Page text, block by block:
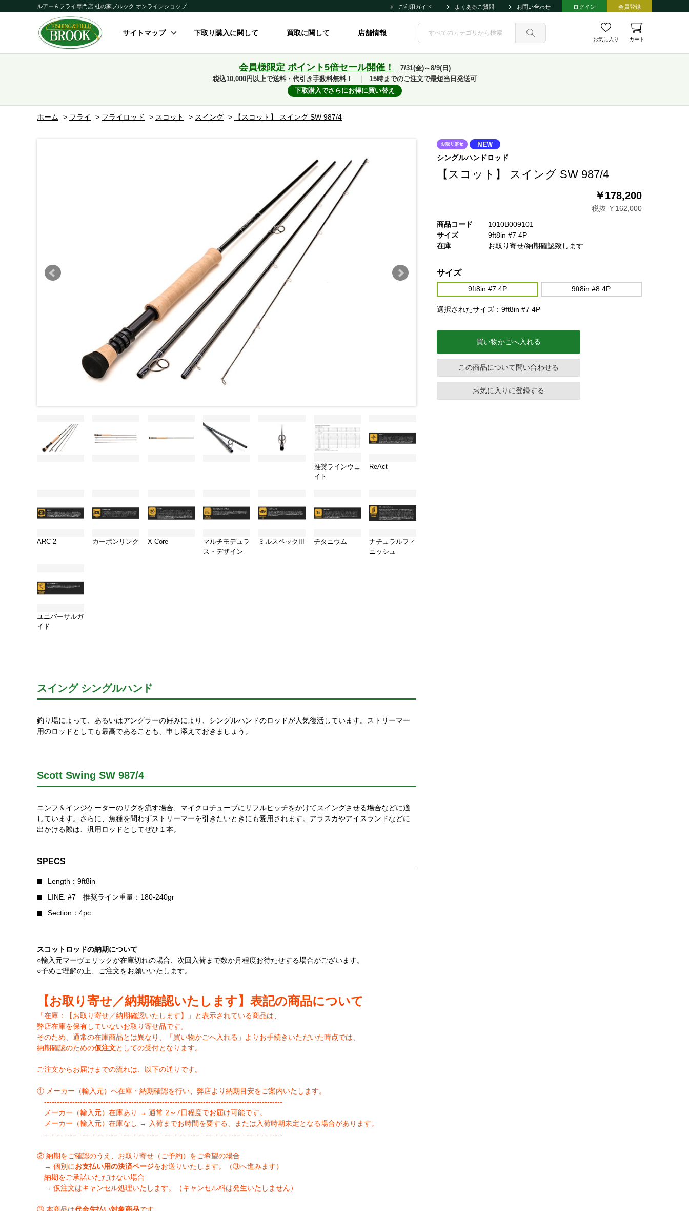
ルアー＆フライ専門店 杜の家ブルック オンラインショップ ご利用ガイド よくあるご質問 お問い合わせ ログイン 会員登録
サイトマップ 下取り購入に関して 買取に関して 店舗情報
お気に入り カート
会員様限定 ポイント5倍セール開催！
7/31(金)～8/9(日)
税込10,000円以上で送料・代引き手数料無料！
15時までのご注文で最短当日発送可
下取購入でさらにお得に買い替え
ホーム > フライ > フライロッド > スコット > スイング > 【スコット】 スイング SW 987/4
推奨ラインウェ
イト
ReAct
ARC 2 カーボンリンク X-Core
マルチモデュラ
ス・デザイン
ミルスペックIII チタニウム
ナチュラルフィ
ニッシュ
ユニバーサルガ
イド
スイング シングルハンド
釣り場によって、あるいはアングラーの好みにより、シングルハンドのロッドが人気復活しています。ストリーマー
用のロッドとしても最高であることも、申し添えておきましょう。
Scott Swing SW 987/4
ニンフ＆インジケーターのリグを流す場合、マイクロチューブにリフルヒッチをかけてスイングさせる場合などに適
しています。さらに、魚種を問わずストリーマーを引きたいときにも愛用されます。アラスカやアイスランドなどに
出かける際は、汎用ロッドとしてぜひ１本。
SPECS
Length：9ft8in
LINE: #7 推奨ライン重量：180-240gr
Section：4pc
スコットロッドの納期について
○輸入元マーヴェリックが在庫切れの場合、次回入荷まで数か月程度お待たせする場合がございます。
○予めご理解の上、ご注文をお願いいたします。
【お取り寄せ／納期確認いたします】表記の商品について
「在庫：【お取り寄せ／納期確認いたします】」と表示されている商品は、
弊店在庫を保有していないお取り寄せ品です。
そのため、通常の在庫商品とは異なり、「買い物かごへ入れる」よりお手続きいただいた時点では、
納期確認のための仮注文としての受付となります。
ご注文からお届けまでの流れは、以下の通りです。
① メーカー（輸入元）へ在庫・納期確認を行い、弊店より納期目安をご案内いたします。
---------------------------------------------------------------------------------------------
メーカー（輸入元）在庫あり → 通常 2～7日程度でお届け可能です。
メーカー（輸入元）在庫なし → 入荷までお時間を要する、または入荷時期未定となる場合があります。
---------------------------------------------------------------------------------------------
② 納期をご確認のうえ、お取り寄せ（ご予約）をご希望の場合
→ 個別にお支払い用の決済ページをお送りいたします。（③へ進みます）
納期をご承諾いただけない場合
→ 仮注文はキャンセル処理いたします。（キャンセル料は発生いたしません）
シングルハンドロッド
【スコット】 スイング SW 987/4
￥178,200
税抜 ￥162,000
商品コード
1010B009101
サイズ
9ft8in #7 4P
在庫
お取り寄せ/納期確認致します
サイズ
9ft8in #7 4P 9ft8in #8 4P
選択されたサイズ：9ft8in #7 4P
買い物かごへ入れる
この商品について問い合わせる
お気に入りに登録する